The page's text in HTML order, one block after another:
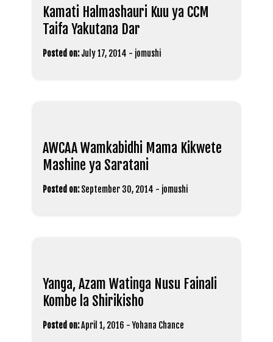
Kamati Halmashauri Kuu ya CCM
Taifa Yakutana Dar
Posted on: July 17, 2014 - jomushi
AWCAA Wamkabidhi Mama Kikwete
Mashine ya Saratani
Posted on: September 30, 2014 - jomushi
Yanga, Azam Watinga Nusu Fainali
Kombe la Shirikisho
Posted on:April 1, 2016 -Yohana Chance